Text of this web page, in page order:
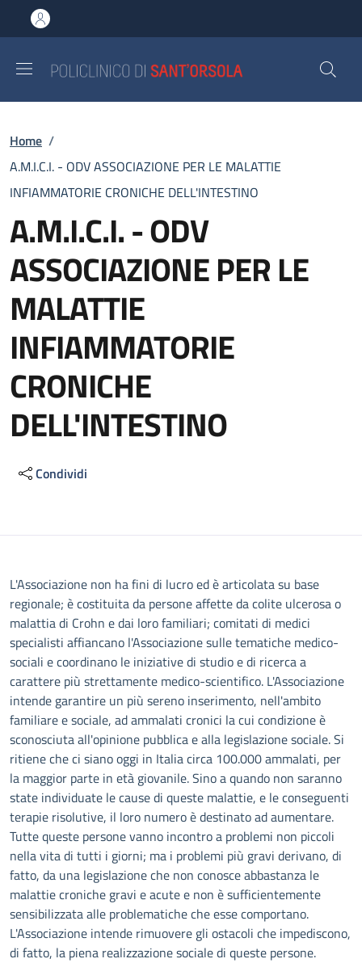
al contenuto principale
to footer content
Briciole di pane
Home /
A.M.I.C.I. - ODV ASSOCIAZIONE PER LE MALATTIE
INFIAMMATORIE CRONICHE DELL'INTESTINO
A.M.I.C.I. - ODV
ASSOCIAZIONE PER LE
MALATTIE
INFIAMMATORIE
CRONICHE
DELL'INTESTINO
Condividi
Descrizione
L'Associazione non ha fini di lucro ed è articolata su base
regionale; è costituita da persone affette da colite ulcerosa o
malattia di Crohn e dai loro familiari; comitati di medici
specialisti affiancano l'Associazione sulle tematiche medico-
sociali e coordinano le iniziative di studio e di ricerca a
carattere più strettamente medico-scientifico. L'Associazione
intende garantire un più sereno inserimento, nell'ambito
familiare e sociale, ad ammalati cronici la cui condizione è
sconosciuta all'opinione pubblica e alla legislazione sociale. Si
ritiene che ci siano oggi in Italia circa 100.000 ammalati, per
la maggior parte in età giovanile. Sino a quando non saranno
state individuate le cause di queste malattie, e le conseguenti
terapie risolutive, il loro numero è destinato ad aumentare.
Tutte queste persone vanno incontro a problemi non piccoli
nella vita di tutti i giorni; ma i problemi più gravi derivano, di
fatto, da una legislazione che non conosce abbastanza le
malattie croniche gravi e acute e non è sufficientemente
sensibilizzata alle problematiche che esse comportano.
L'Associazione intende rimuovere gli ostacoli che impediscono,
di fatto, la piena realizzazione sociale di queste persone.